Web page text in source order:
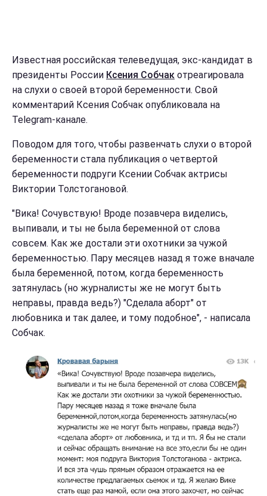
Известная российская телеведущая, экс-кандидат в
президенты России Ксения Собчак отреагировала
на слухи о своей второй беременности. Свой
комментарий Ксения Собчак опубликовала на
Telegram-канале.
Поводом для того, чтобы развенчать слухи о второй
беременности стала публикация о четвертой
беременности подруги Ксении Собчак актрисы
Виктории Толстогановой.
"Вика! Сочувствую! Вроде позавчера виделись,
выпивали, и ты не была беременной от слова
совсем. Как же достали эти охотники за чужой
беременностью. Пару месяцев назад я тоже вначале
была беременной, потом, когда беременность
затянулась (но журналисты же не могут быть
неправы, правда ведь?) "Сделала аборт" от
любовника и так далее, и тому подобное", - написала
Собчак.